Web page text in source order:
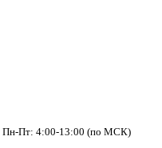
Пн-Пт: 4:00-13:00 (по МСК)